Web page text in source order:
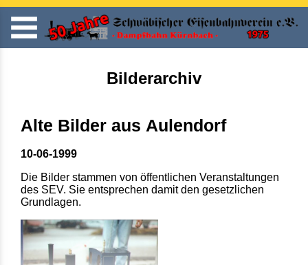
Bilderarchiv
Alte Bilder aus Aulendorf
10-06-1999
Die Bilder stammen von öffentlichen Veranstaltungen
des SEV. Sie entsprechen damit den gesetzlichen
Grundlagen.